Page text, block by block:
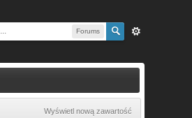
Forums
Wyświetl nową zawartość